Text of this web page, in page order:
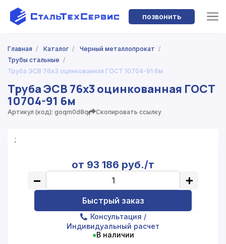
позвонить
Главная / Каталог / Черный металлопрокат /
Трубы стальные /
Труба ЭСВ 76x3 оцинкованная ГОСТ 10704-91 6м
Труба ЭСВ 76x3 оцинкованная ГОСТ
10704-91 6м
Артикул (код): goqm0d8q Скопировать ссылку
;
от 93 186 руб./т
− +
Быстрый заказ
Консультация /
Индивидуальный расчет
●В наличии